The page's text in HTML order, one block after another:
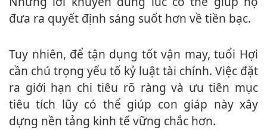
đưa ra quyết định sáng suốt hơn về tiền bạc.
Tuy nhiên, để tận dụng tốt vận may, tuổi Hợi
cần chú trọng yếu tố kỷ luật tài chính. Việc đặt
ra giới hạn chi tiêu rõ ràng và ưu tiên mục
tiêu tích lũy có thể giúp con giáp này xây
dựng nền tảng kinh tế vững chắc hơn.